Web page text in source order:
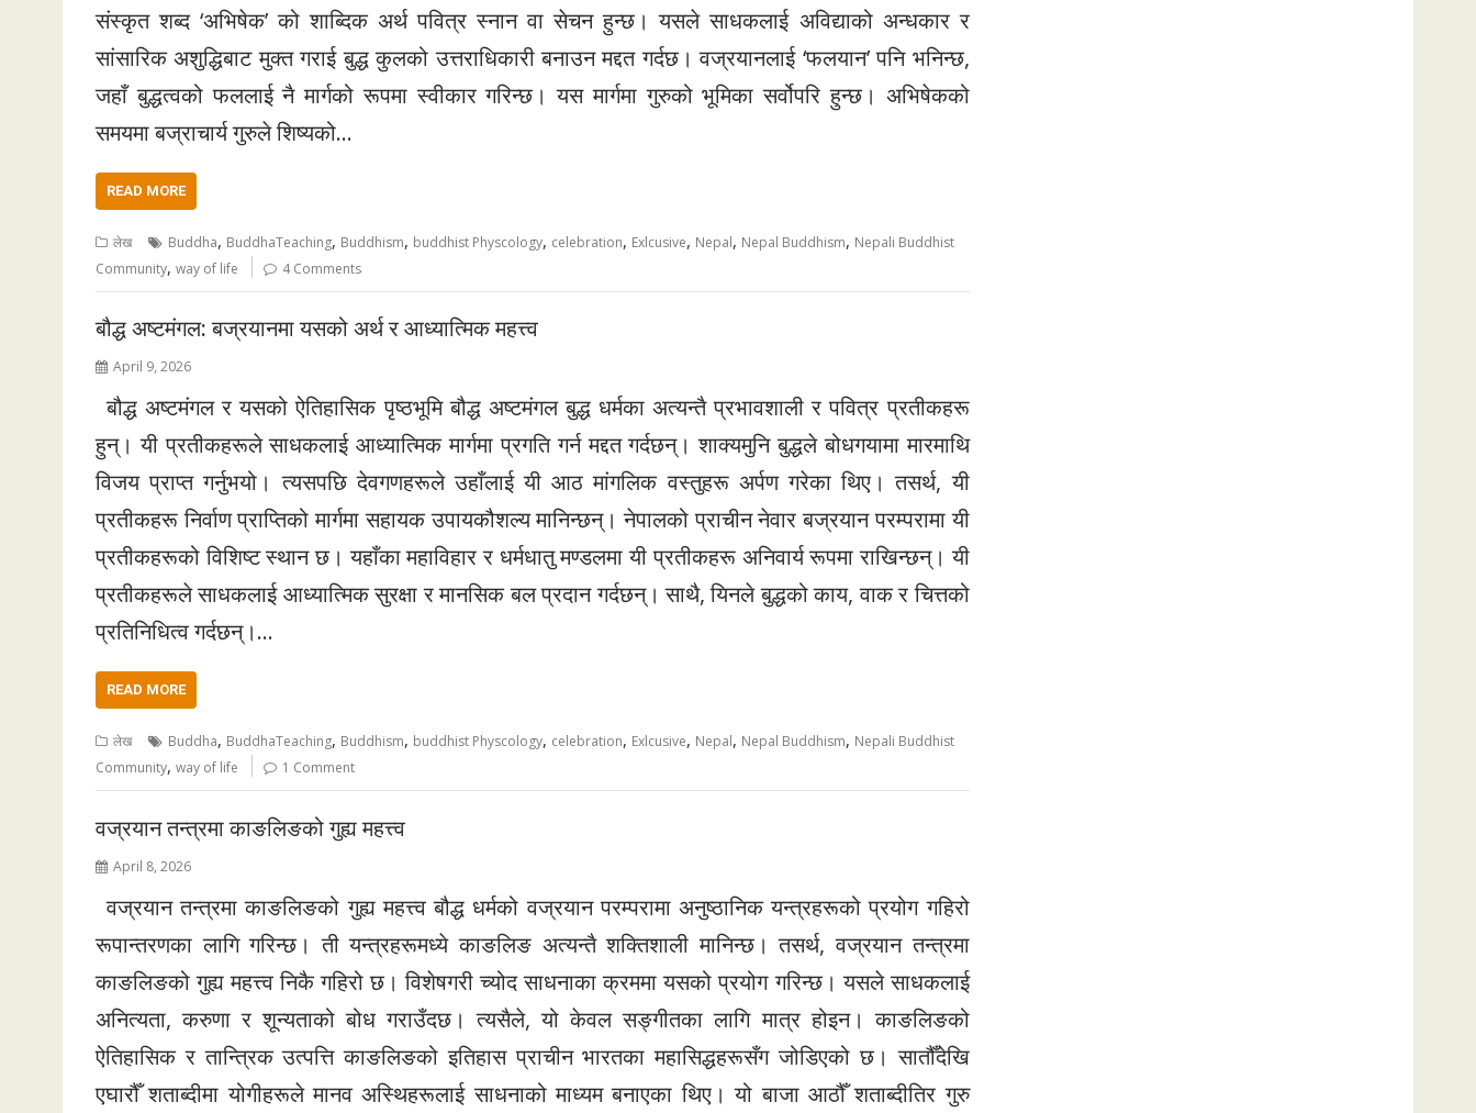
संस्कृत शब्द ‘अभिषेक’ को शाब्दिक अर्थ पवित्र स्नान वा सेचन हुन्छ। यसले साधकलाई अविद्याको अन्धकार र
सांसारिक अशुद्धिबाट मुक्त गराई बुद्ध कुलको उत्तराधिकारी बनाउन मद्दत गर्दछ। वज्रयानलाई ‘फलयान’ पनि भनिन्छ,
जहाँ बुद्धत्वको फललाई नै मार्गको रूपमा स्वीकार गरिन्छ। यस मार्गमा गुरुको भूमिका सर्वोपरि हुन्छ। अभिषेकको
समयमा बज्राचार्य गुरुले शिष्यको…
READ MORE
लेख Buddha, BuddhaTeaching, Buddhism, buddhist Physcology, celebration, Exlcusive, Nepal, Nepal Buddhism, Nepali Buddhist
Community, way of life 4 Comments
बौद्ध अष्टमंगल: बज्रयानमा यसको अर्थ र आध्यात्मिक महत्त्व
April 9, 2026
बौद्ध अष्टमंगल र यसको ऐतिहासिक पृष्ठभूमि बौद्ध अष्टमंगल बुद्ध धर्मका अत्यन्तै प्रभावशाली र पवित्र प्रतीकहरू
हुन्। यी प्रतीकहरूले साधकलाई आध्यात्मिक मार्गमा प्रगति गर्न मद्दत गर्दछन्। शाक्यमुनि बुद्धले बोधगयामा मारमाथि
विजय प्राप्त गर्नुभयो। त्यसपछि देवगणहरूले उहाँलाई यी आठ मांगलिक वस्तुहरू अर्पण गरेका थिए। तसर्थ, यी
प्रतीकहरू निर्वाण प्राप्तिको मार्गमा सहायक उपायकौशल्य मानिन्छन्। नेपालको प्राचीन नेवार बज्रयान परम्परामा यी
प्रतीकहरूको विशिष्ट स्थान छ। यहाँका महाविहार र धर्मधातु मण्डलमा यी प्रतीकहरू अनिवार्य रूपमा राखिन्छन्। यी
प्रतीकहरूले साधकलाई आध्यात्मिक सुरक्षा र मानसिक बल प्रदान गर्दछन्। साथै, यिनले बुद्धको काय, वाक र चित्तको
प्रतिनिधित्व गर्दछन्।…
READ MORE
लेख Buddha, BuddhaTeaching, Buddhism, buddhist Physcology, celebration, Exlcusive, Nepal, Nepal Buddhism, Nepali Buddhist
Community, way of life 1 Comment
वज्रयान तन्त्रमा काङलिङको गुह्य महत्त्व
April 8, 2026
वज्रयान तन्त्रमा काङलिङको गुह्य महत्त्व बौद्ध धर्मको वज्रयान परम्परामा अनुष्ठानिक यन्त्रहरूको प्रयोग गहिरो
रूपान्तरणका लागि गरिन्छ। ती यन्त्रहरूमध्ये काङलिङ अत्यन्तै शक्तिशाली मानिन्छ। तसर्थ, वज्रयान तन्त्रमा
काङलिङको गुह्य महत्त्व निकै गहिरो छ। विशेषगरी च्योद साधनाका क्रममा यसको प्रयोग गरिन्छ। यसले साधकलाई
अनित्यता, करुणा र शून्यताको बोध गराउँदछ। त्यसैले, यो केवल सङ्गीतका लागि मात्र होइन। काङलिङको
ऐतिहासिक र तान्त्रिक उत्पत्ति काङलिङको इतिहास प्राचीन भारतका महासिद्धहरूसँग जोडिएको छ। सातौँदेखि
एघारौँ शताब्दीमा योगीहरूले मानव अस्थिहरूलाई साधनाको माध्यम बनाएका थिए। यो बाजा आठौँ शताब्दीतिर गुरु